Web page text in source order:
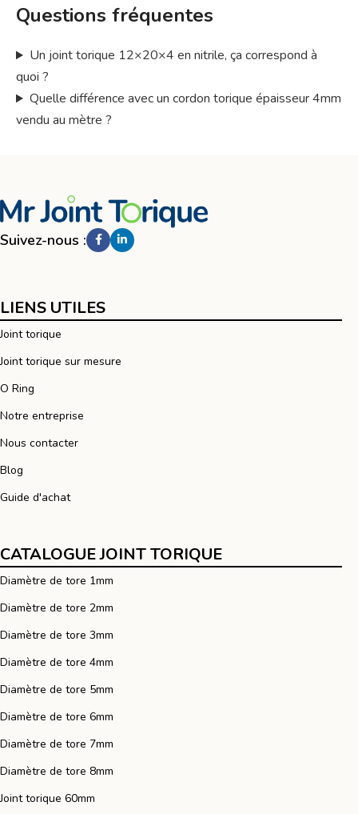
Questions fréquentes
Un joint torique 12×20×4 en nitrile, ça correspond à
quoi ?
Quelle différence avec un cordon torique épaisseur 4mm
vendu au mètre ?
Suivez-nous :
LIENS UTILES
Joint torique
Joint torique sur mesure
O Ring
Notre entreprise
Nous contacter
Blog
Guide d'achat
CATALOGUE JOINT TORIQUE
Diamètre de tore 5mm
Diamètre de tore 6mm
Diamètre de tore 7mm
Diamètre de tore 8mm
Joint torique 60mm
Diamètre de tore 1mm
Diamètre de tore 2mm
Diamètre de tore 3mm
Diamètre de tore 4mm